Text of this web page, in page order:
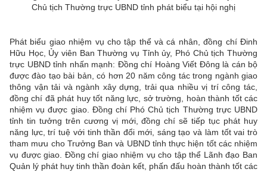
Chủ tịch Thường trực UBND tỉnh phát biểu tại hội nghị
Phát biểu giao nhiệm vụ cho tập thể và cá nhân, đồng chí Đinh
Hữu Học, Ủy viên Ban Thường vụ Tỉnh ủy, Phó Chủ tịch Thường
trực UBND tỉnh nhấn mạnh: Đồng chí Hoàng Viết Đông là cán bộ
được đào tạo bài bản, có hơn 20 năm công tác trong ngành giao
thông vận tải và ngành xây dựng, trải qua nhiều vị trí công tác,
đồng chí đã phát huy tốt năng lực, sở trường, hoàn thành tốt các
nhiệm vụ được giao. Đồng chí Phó Chủ tịch Thường trực UBND
tỉnh tin tưởng trên cương vị mới, đồng chí sẽ tiếp tục phát huy
năng lực, trí tuệ với tinh thần đổi mới, sáng tạo và làm tốt vai trò
tham mưu cho Trưởng Ban và UBND tỉnh thực hiện tốt các nhiệm
vụ được giao. Đồng chí giao nhiệm vụ cho tập thể Lãnh đạo Ban
Quản lý phát huy tinh thần đoàn kết, phấn đấu hoàn thành tốt các